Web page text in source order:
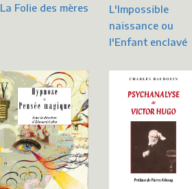
La Folie des mères
L'Impossible
naissance ou
l'Enfant enclavé